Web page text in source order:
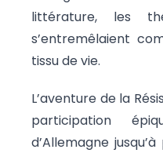
littérature, les
s’entremêlaient
tissu de vie.
L’aventure de la
participation
d’Allemagne